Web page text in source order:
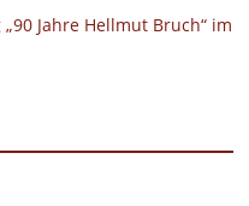
Jahre Hellmut Bruch“ im